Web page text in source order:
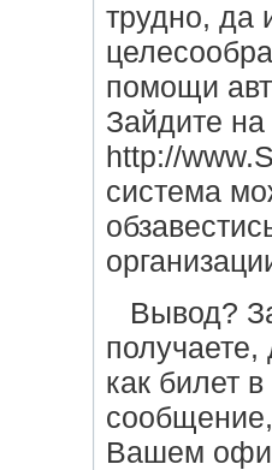
трудно, да
помощи
Зайдите
http://
система
Вывод?
как билет
Вашем